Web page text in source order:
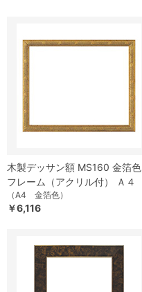
木製デッサン額 MS160 金箔色
フレーム（アクリル付） Ａ４
（A4 金箔色）
￥6,116